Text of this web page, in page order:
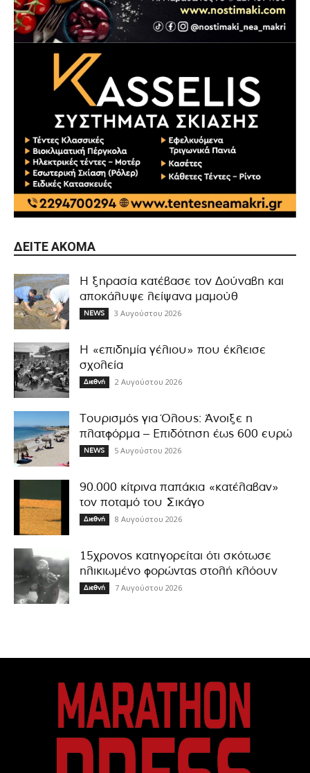
ΔΕΊΤΕ ΑΚΌΜΑ
Η ξηρασία κατέβασε τον Δούναβη και
αποκάλυψε λείψανα μαμούθ
NEWS 3 Αυγούστου 2026
Η «επιδημία γέλιου» που έκλεισε
σχολεία
Διεθνή 2 Αυγούστου 2026
Τουρισμός για Όλους: Άνοιξε η
πλατφόρμα – Επιδότηση έως 600 ευρώ
NEWS 5 Αυγούστου 2026
90.000 κίτρινα παπάκια «κατέλαβαν»
τον ποταμό του Σικάγο
Διεθνή 8 Αυγούστου 2026
15χρονος κατηγορείται ότι σκότωσε
ηλικιωμένο φορώντας στολή κλόουν
Διεθνή 7 Αυγούστου 2026